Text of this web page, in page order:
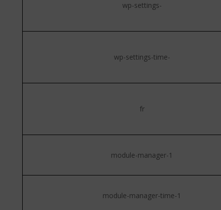
wp-settings-
wp-settings-time-
fr
module-manager-1
module-manager-time-1